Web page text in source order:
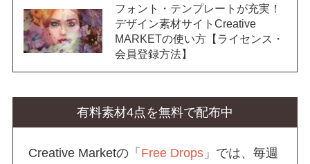
フォント・テンプレートが充実！
デザイン素材サイトCreative
MARKETの使い方【ライセンス・
会員登録方法】
有料素材4点を無料で配布中
Creative Marketの「 Free Drops 」では、毎週